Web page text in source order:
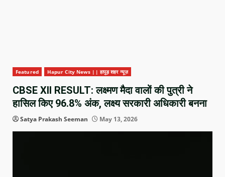
Featured Hapur City News || हापुड़ शहर न्यूज़
CBSE XII RESULT: लक्ष्मण मैदा वालों की पुत्री ने
हासिल किए 96.8% अंक, लक्ष्य सरकारी अधिकारी बनना
Satya Prakash Seeman May 13, 2026